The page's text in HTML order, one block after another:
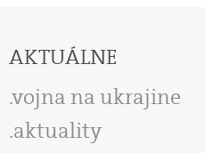
AKTUÁLNE
vojna na ukrajine
aktuality